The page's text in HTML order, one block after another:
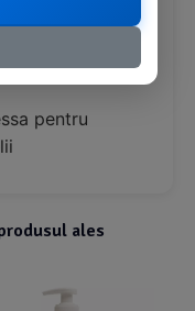
emoliente și
pentru
ales